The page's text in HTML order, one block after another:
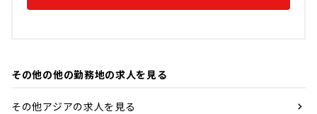
その他の他の勤務地の求人を見る
その他アジアの求人を見る